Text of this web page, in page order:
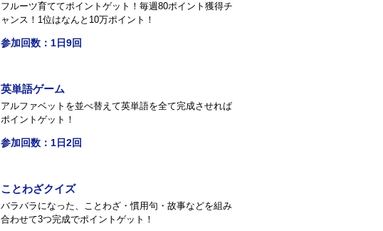
フルーツ育ててポイントゲット！毎週80ポイント獲得チ
ャンス！1位はなんと10万ポイント！
参加回数：1日9回
英単語ゲーム
アルファベットを並べ替えて英単語を全て完成させれば
ポイントゲット！
参加回数：1日2回
ことわざクイズ
バラバラになった、ことわざ・慣用句・故事などを組み
合わせて3つ完成でポイントゲット！